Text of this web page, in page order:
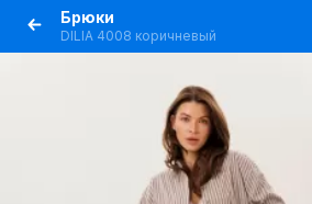
Брюки
DILIA 4008 коричневый